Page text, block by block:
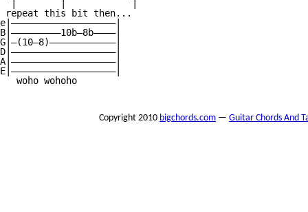
repeat this bit then...
e|———————————————————|
B|—————————10b—8b————|
G|—(10—8)————————————|
D|———————————————————|
A|———————————————————|
E|———————————————————|
   woho wohoho
Copyright 2010 bigchords.com — Guitar Chords And